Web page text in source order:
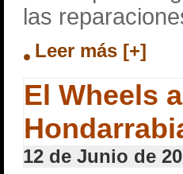
las
Leer más [+]
El Wheels
12 de Junio de